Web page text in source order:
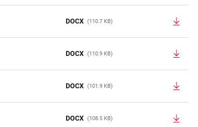
DOCX (110.7 KB)
DOCX (110.9 KB)
DOCX (101.9 KB)
DOCX (108.5 KB)